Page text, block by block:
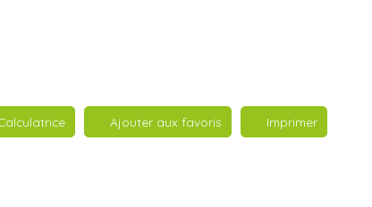
Ajouter aux favoris Imprimer